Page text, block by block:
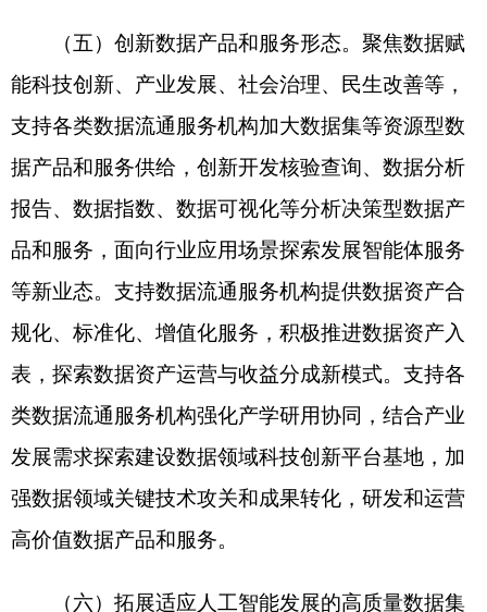
（七）加快提升数据流通交易服务效能。支持
各类数据流通服务机构应用推广数据流通交易合同
采购科目。支持数据交易所（中心）提升服务各类
主体数据采购能力。支持数据流通服务平台企业整
合重点行业领域数据资源，联合开展数据产品开发
和流通利用。发挥数据商在场景价值挖掘、产品开
发等方面积极作用，活跃市场生态。
（八）加强数据流通交易规则和标准建设。推
动数据交易所（中心）建立完善数据流通交易合同
准规范研制。探索符合数据要素特性的价格形成机
制，鼓励披露数据交易价格信息，为市场提供价格
参考。
（九）提升数据基础设施协同保障水平。积极